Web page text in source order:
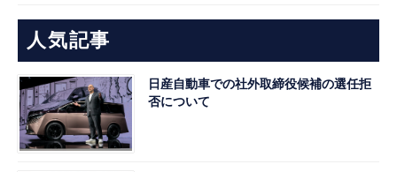
人気記事
日産自動車での社外取締役候補の選任拒
否について